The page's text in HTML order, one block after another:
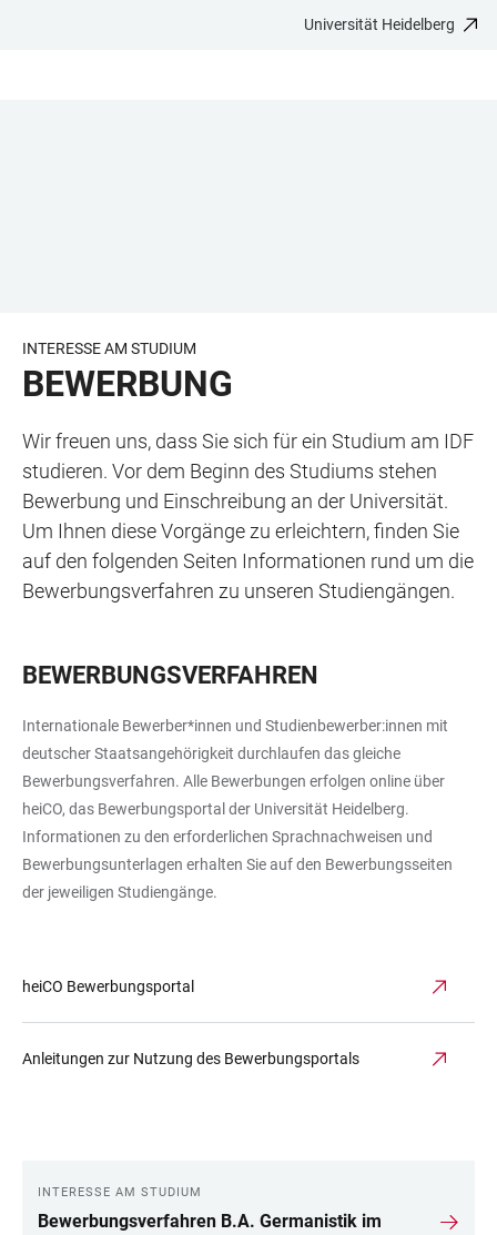
Universität Heidelberg
INTERESSE AM STUDIUM
BEWERBUNG
Wir freuen uns, dass Sie sich für ein Studium am IDF
studieren. Vor dem Beginn des Studiums stehen
Bewer­bung und Einschreibung an der Universität.
Um Ihnen diese Vorgänge zu erleichtern, finden Sie
auf den folgenden Seiten Informationen rund um die
Bewerbungsverfahren zu unseren Studiengängen.
BEWERBUNGSVERFAHREN
Internationale Bewerber*innen und Studienbewerber:innen mit
deutscher Staatsangehörigkeit durchlaufen das gleiche
Bewerbungsverfahren. Alle Bewerbungen erfolgen online über
heiCO, das Bewerbungsportal der Universität Heidelberg.
Informationen zu den erforderlichen Sprachnachweisen und
Bewerbungsunterlagen erhalten Sie auf den Bewerbungsseiten
der jeweiligen Studiengänge.
heiCO Bewerbungsportal
Anleitungen zur Nutzung des Bewerbungsportals
LINKS
INTERESSE AM STUDIUM
Bewerbungsverfahren B.A. Germanistik im